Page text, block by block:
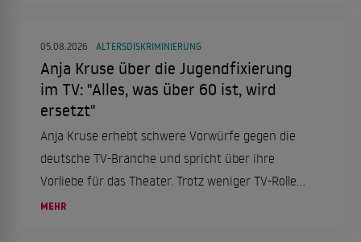
05.08.2026 ALTERSDISKRIMINIERUNG
Anja Kruse über die Jugendfixierung
im TV: "Alles, was über 60 ist, wird
ersetzt"
Anja Kruse erhebt schwere Vorwürfe gegen die
deutsche TV-Branche und spricht über ihre
Vorliebe für das Theater. Trotz weniger TV-Rollen
bleibt sie aktiv und engagiert.
MEHR